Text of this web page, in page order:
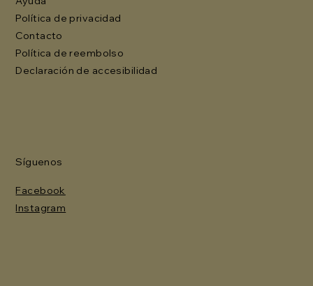
Política de privacidad
Contacto
Política de reembolso
Declaración de accesibilidad
Síguenos
Facebook
Instagram